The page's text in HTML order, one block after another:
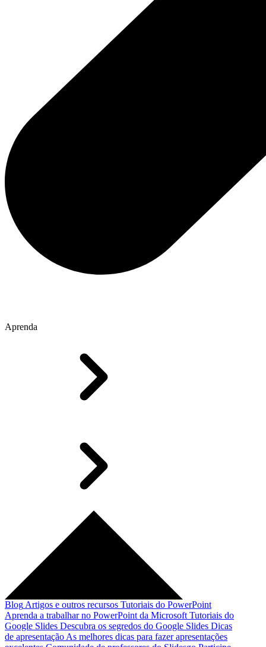
Aprenda
Blog Artigos e outros recursos Tutoriais do PowerPoint
Aprenda a trabalhar no PowerPoint da Microsoft Tutoriais do
Google Slides Descubra os segredos do Google Slides Dicas
de apresentação As melhores dicas para fazer apresentações